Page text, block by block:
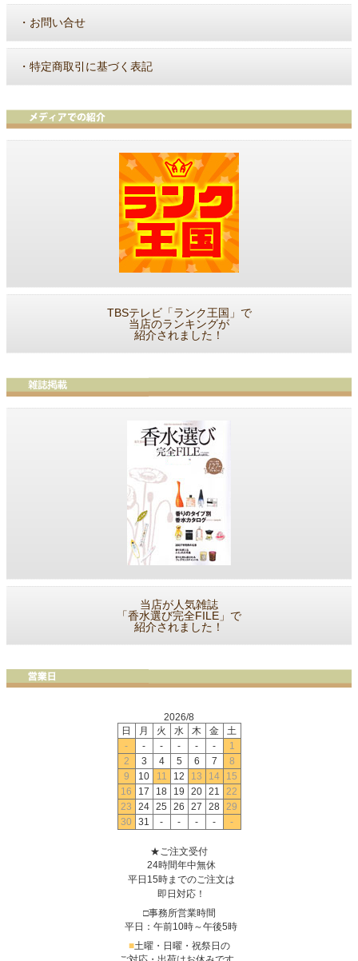
・ お問い合せ
・ 特定商取引に基づく表記
TBSテレビ「ランク王国」で
当店のランキングが
紹介されました！
当店が人気雑誌
「香水選び完全FILE」で
紹介されました！
2026/8
日
月 火 水 木 金
土
-
- - - - -
1
2
3 4 5 6 7
8
9
10 11 12 13 14
15
16
17 18 19 20 21
22
23
24 25 26 27 28 29
30
31 - - - - -
★ご注文受付
24時間年中無休
平日15時までのご注文は
即日対応！
□事務所営業時間
平日：午前10時～午後5時
■土曜・日曜・祝祭日の